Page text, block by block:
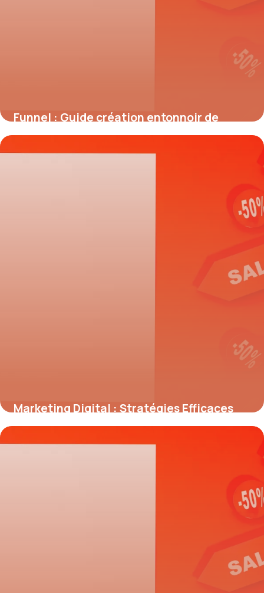
Funnel : Guide création entonnoir de
vente
31 mai 2026
Marketing Digital : Stratégies Efficaces
2026
28 mai 2026